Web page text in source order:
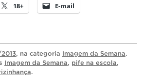
18+ E-mail
, na categoria Imagem da Semana.
Imagem da Semana, pife na escola,
.